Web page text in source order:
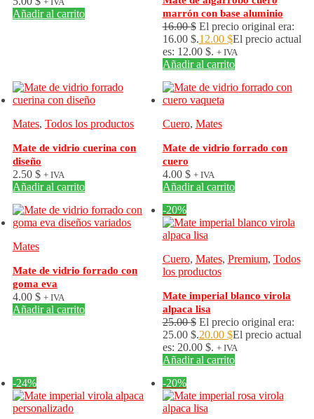
Añadir al carrito
marrón con base aluminio
16.00$ El precio original era:
16.00 $.12.00 $El precio actual
es: 12.00 $. + IVA
Añadir al carrito
Mates, Todos los productos
Mate de vidrio cuerina con
diseño
2.50 $ + IVA
Añadir al carrito
Cuero, Mates
Mate de vidrio forrado con
cuero
4.00 $ + IVA
Añadir al carrito
Mates
Mate de vidrio forrado con
goma eva
4.00 $ + IVA
Añadir al carrito
-20%
Cuero, Mates, Premium, Todos
los productos
Mate imperial blanco virola
alpaca lisa
25.00$ El precio original era:
25.00 $.20.00 $El precio actual
es: 20.00 $. + IVA
Añadir al carrito
-24%
-20%